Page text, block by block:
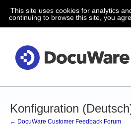
Zum
Inhalt
This site uses cookies for analytics
continuing to browse this site, you
Konfiguration
← DocuWare Customer Feedback Forum